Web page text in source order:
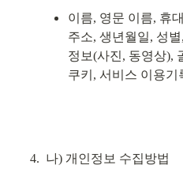
이름, 영문 이름, 휴
주소, 생년월일, 성
정보(사진, 동영상),
쿠키, 서비스 이용기